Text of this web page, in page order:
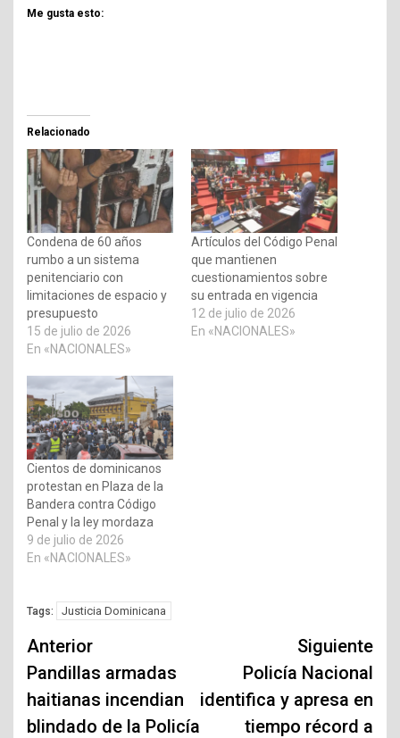
Me gusta esto:
Relacionado
Condena de 60 años
rumbo a un sistema
penitenciario con
limitaciones de espacio y
presupuesto
15 de julio de 2026
En «NACIONALES»
Artículos del Código Penal
que mantienen
cuestionamientos sobre
su entrada en vigencia
12 de julio de 2026
En «NACIONALES»
Cientos de dominicanos
protestan en Plaza de la
Bandera contra Código
Penal y la ley mordaza
9 de julio de 2026
En «NACIONALES»
Tags: Justicia Dominicana
Navegación
de
entradas
Anterior
Pandillas armadas
haitianas incendian
blindado de la Policía
Siguiente
Policía Nacional
identifica y apresa en
tiempo récord a